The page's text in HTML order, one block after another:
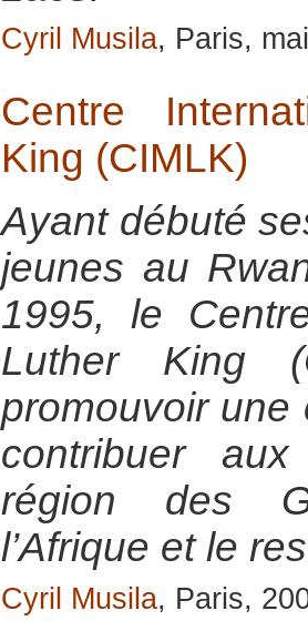
Cyril Musila, Paris,
Centre
King (CIMLK)
Ayant débuté
jeunes au
1995, le
Luther King
promouvoir
contribuer
région des
l’Afrique et le
Cyril Musila, Paris,